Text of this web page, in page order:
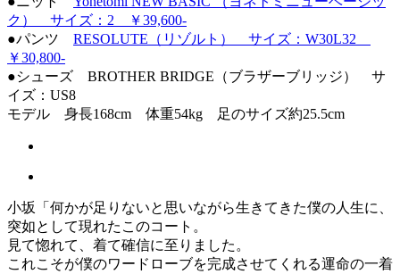
ク） サイズ：2 ￥39,600-
●パンツ RESOLUTE（リゾルト） サイズ：W30L32
￥30,800-
●シューズ BROTHER BRIDGE（ブラザーブリッジ） サ
イズ：US8
モデル 身長168cm 体重54kg 足のサイズ約25.5cm
小坂「何かが足りないと思いながら生きてきた僕の人生に、
突如として現れたこのコート。
見て惚れて、着て確信に至りました。
これこそが僕のワードローブを完成させてくれる運命の一着